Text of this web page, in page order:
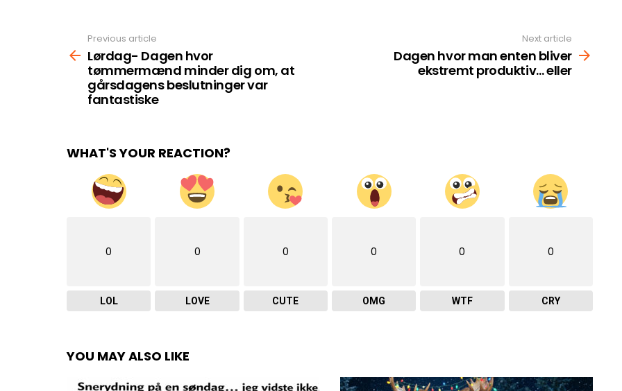
more
Previous article
Lørdag- Dagen hvor
tømmermænd minder dig om, at
gårsdagens beslutninger var
fantastiske
Next article
Dagen hvor man enten bliver
ekstremt produktiv… eller
WHAT'S YOUR REACTION?
0
LOL
0
LOVE
0
CUTE
0
OMG
0
WTF
0
CRY
YOU MAY ALSO LIKE